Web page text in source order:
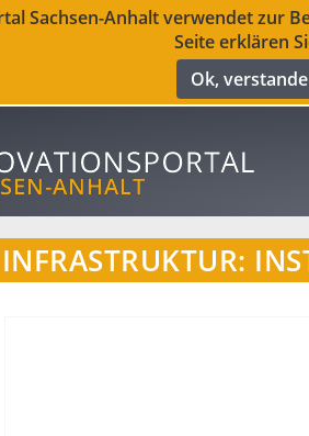
Sachsen-Anhalt verwendet zur
Seite erklären
Ok,
INFRASTRUKTUR: